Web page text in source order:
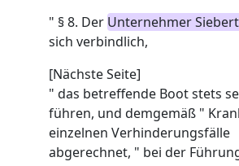
" § 8. Der Unternehmer
sich verbindlich,
[Nächste Seite]
" das betreffende Boot stets
führen, und demgemäß "
einzelnen Verhinderungsfälle
abgerechnet, " bei der